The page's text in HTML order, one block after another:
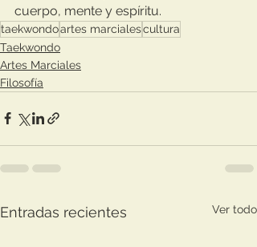
cuerpo, mente y espíritu.
taekwondoartes marcialescultura
Taekwondo
Artes Marciales
Filosofía
Entradas recientes Ver todo